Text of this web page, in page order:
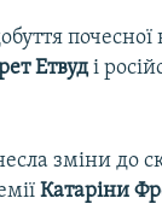
Етвуді
зміни до
Катаріни